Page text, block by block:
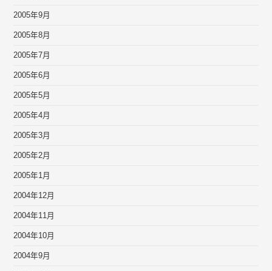
2005年9月
2005年8月
2005年7月
2005年6月
2005年5月
2005年4月
2005年3月
2005年2月
2005年1月
2004年12月
2004年11月
2004年10月
2004年9月